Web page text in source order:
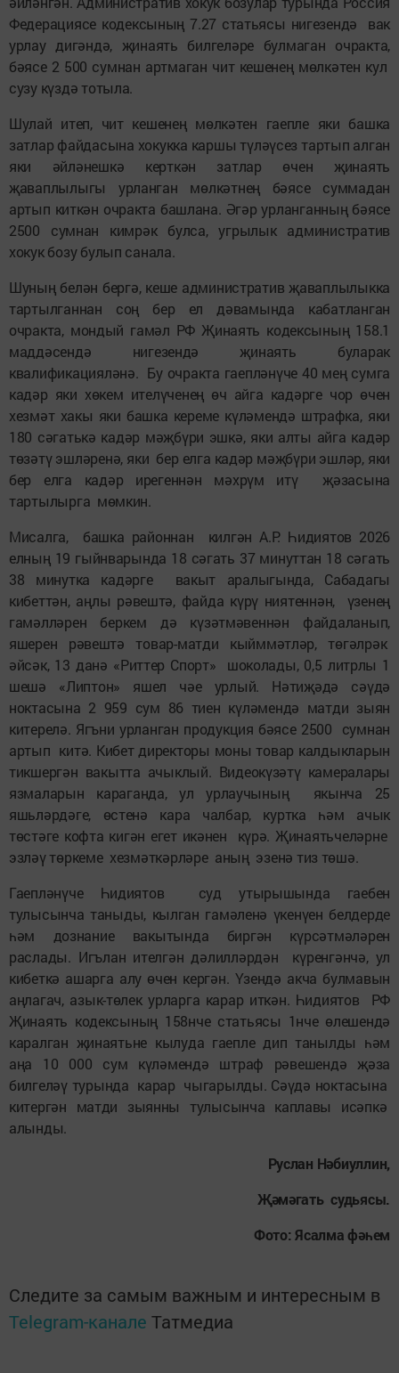
Федерациясе кодексының 7.27 статьясы нигезендә вак
урлау дигәндә, җинаять билгеләре булмаган очракта,
бәясе 2 500 сумнан артмаган чит кешенең мөлкәтен кул
сузу күздә тотыла.
Шулай итеп, чит кешенең мөлкәтен гаепле яки башка
затлар файдасына хокукка каршы түләүсез тартып алган
яки әйләнешкә керткән затлар өчен җинаять
җаваплылыгы урланган мөлкәтнең бәясе суммадан
артып киткән очракта башлана. Әгәр урланганның бәясе
2500 сумнан кимрәк булса, угрылык административ
хокук бозу булып санала.
Шуның белән бергә, кеше административ җаваплылыкка
тартылганнан соң бер ел дәвамында кабатланган
очракта, мондый гамәл РФ Җинаять кодексының 158.1
маддәсендә нигезендә җинаять буларак
квалификацияләнә. Бу очракта гаепләнүче 40 мең сумга
кадәр яки хөкем ителүченең өч айга кадәрге чор өчен
хезмәт хакы яки башка кереме күләмендә штрафка, яки
180 сәгатькә кадәр мәҗбүри эшкә, яки алты айга кадәр
төзәтү эшләренә, яки бер елга кадәр мәҗбүри эшләр, яки
бер елга кадәр ирегеннән мәхрүм итү җәзасына
тартылырга мөмкин.
Мисалга, башка районнан килгән А.Р. Һидиятов 2026
елның 19 гыйнварында 18 сәгать 37 минуттан 18 сәгать
38 минутка кадәрге вакыт аралыгында, Сабадагы
кибеттән, аңлы рәвештә, файда күрү ниятеннән, үзенең
гамәлләрен беркем дә күзәтмәвеннән файдаланып,
яшерен рәвештә товар-матди кыйммәтләр, төгәлрәк
әйсәк, 13 данә «Риттер Спорт» шоколады, 0,5 литрлы 1
шешә «Липтон» яшел чәе урлый. Нәтиҗәдә сәүдә
ноктасына 2 959 сум 86 тиен күләмендә матди зыян
китерелә. Ягъни урланган продукция бәясе 2500 сумнан
артып китә. Кибет директоры моны товар калдыкларын
тикшергән вакытта ачыклый. Видеокүзәтү камералары
язмаларын караганда, ул урлаучының якынча 25
яшьләрдәге, өстенә кара чалбар, куртка һәм ачык
төстәге кофта кигән егет икәнен күрә. Җинаятьчеләрне
эзләү төркеме хезмәткәрләре аның эзенә тиз төшә.
Гаепләнүче Һидиятов суд утырышында гаебен
тулысынча таныды, кылган гамәленә үкенүен белдерде
һәм дознание вакытында биргән күрсәтмәләрен
раслады. Игълан ителгән дәлилләрдән күренгәнчә, ул
кибеткә ашарга алу өчен кергән. Үзендә акча булмавын
аңлагач, азык-төлек урларга карар иткән. Һидиятов РФ
Җинаять кодексының 158нче статьясы 1нче өлешендә
каралган җинаятьне кылуда гаепле дип танылды һәм
аңа 10 000 сум күләмендә штраф рәвешендә җәза
билгеләү турында карар чыгарылды. Сәүдә ноктасына
китергән матди зыянны тулысынча каплавы исәпкә
алынды.
Руслан Нәбиуллин,
Җәмәгать судьясы.
Фото: Ясалма фәһем
Следите за самым важным и интересным в
Telegram-канале Татмедиа